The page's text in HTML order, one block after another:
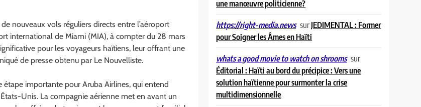
nouveaux vols réguliers directs entre l’aéroport
international de Miami (MIA), à compter du 28 mars
pour les voyageurs haïtiens, leur offrant une
de presse obtenu par Le Nouvelliste.
importante pour Aruba Airlines, qui entend
Unis. La compagnie aérienne met en avant un
une manœuvre politicienne?
https://right-media.news surJEDIMENTAL : Former
pour Soigner les Âmes en Haïti
whats a good movie to watch on shrooms sur
Éditorial : Haïti au bord du précipice : Vers une
solution haïtienne pour surmonter la crise
multidimensionnelle